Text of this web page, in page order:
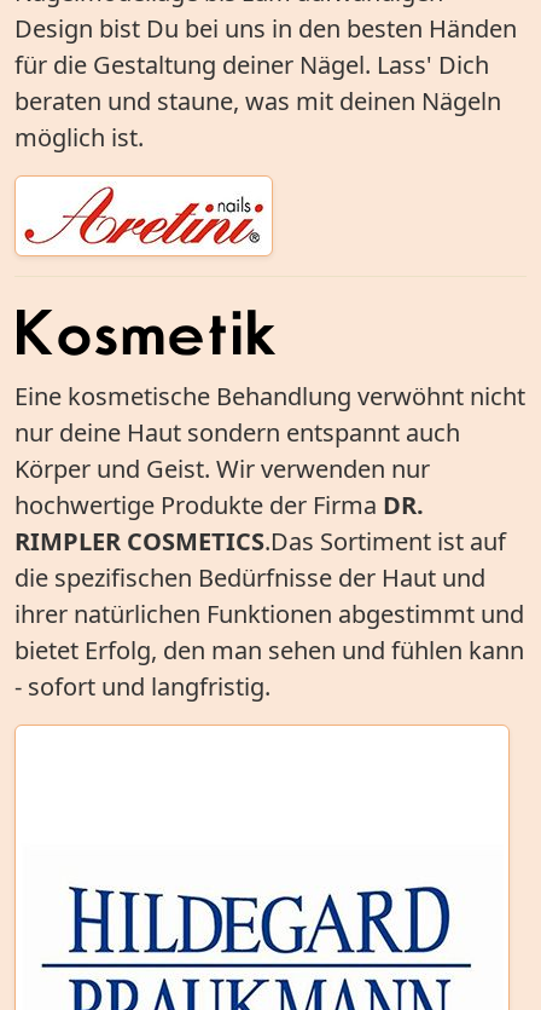
Design bist Du bei uns in den besten Händen
für die Gestaltung deiner Nägel. Lass' Dich
beraten und staune, was mit deinen Nägeln
möglich ist.
Kosmetik
Eine kosmetische Behandlung verwöhnt nicht
nur deine Haut sondern entspannt auch
Körper und Geist. Wir verwenden nur
hochwertige Produkte der Firma DR.
RIMPLER COSMETICS.Das Sortiment ist auf
die spezifischen Bedürfnisse der Haut und
ihrer natürlichen Funktionen abgestimmt und
bietet Erfolg, den man sehen und fühlen kann
- sofort und langfristig.